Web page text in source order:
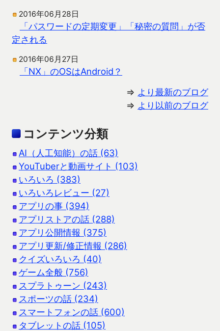
2016年06月28日
「パスワードの定期変更」「秘密の質問」が否
定される
2016年06月27日
「NX」のOSはAndroid？
⇒ より最新のブログ
⇒ より以前のブログ
コンテンツ分類
AI（人工知能）の話 (63)
YouTuberと動画サイト (103)
いろいろ (383)
いろいろレビュー (27)
アプリの事 (394)
アプリストアの話 (288)
アプリ公開情報 (375)
アプリ更新/修正情報 (286)
クイズいろいろ (40)
ゲーム全般 (756)
スプラトゥーン (243)
スポーツの話 (234)
スマートフォンの話 (600)
タブレットの話 (105)